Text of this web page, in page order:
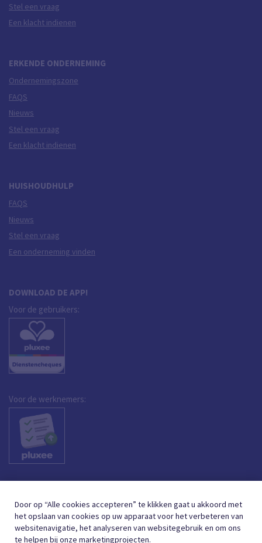
Stel een vraag
Een klacht indienen
ERKENDE ONDERNEMING
Ondernemingszone
FAQS
Nieuws
Stel een vraag
Een klacht indienen
HUISHOUDHULP
FAQS
Nieuws
Stel een vraag
Een onderneming vinden
DOWNLOAD DE APP!
Voor de gebruikers:
Voor de werknemers:
Door op “Alle cookies accepteren” te klikken gaat u akkoord met
het opslaan van cookies op uw apparaat voor het verbeteren van
websitenavigatie, het analyseren van websitegebruik en om ons
te helpen bij onze marketingprojecten.